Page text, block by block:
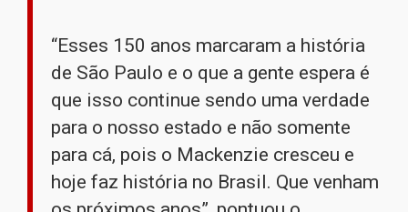
“Esses 150 anos marcaram a história
de São Paulo e o que a gente espera é
que isso continue sendo uma verdade
para o nosso estado e não somente
para cá, pois o Mackenzie cresceu e
hoje faz história no Brasil. Que venham